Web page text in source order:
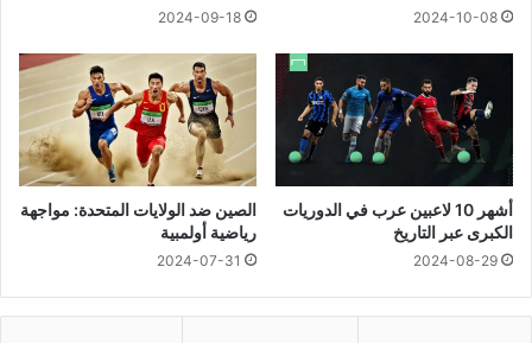
2024-10-08
2024-09-18
أشهر 10 لاعبين عرب في الدوريات
الكبرى عبر التاريخ
2024-08-29
الصين ضد الولايات المتحدة: مواجهة
رياضية أولمبية
2024-07-31